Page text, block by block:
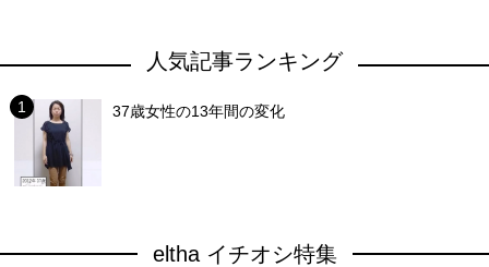
人気記事ランキング
37歳女性の13年間の変化
eltha イチオシ特集